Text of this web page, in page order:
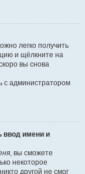
легко получить
и щёлкните на
вы снова
с администратором
ввод имени и
, вы сможете
некоторое
другой не смог